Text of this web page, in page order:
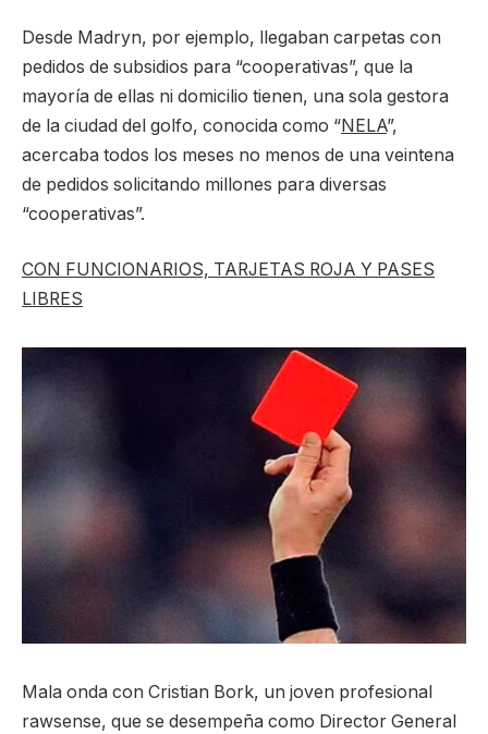
Desde Madryn, por ejemplo, llegaban carpetas con
pedidos de subsidios para “cooperativas”, que la
mayoría de ellas ni domicilio tienen, una sola gestora
de la ciudad del golfo, conocida como “NELA”,
acercaba todos los meses no menos de una veintena
de pedidos solicitando millones para diversas
“cooperativas”.
CON FUNCIONARIOS, TARJETAS ROJA Y PASES
LIBRES
Mala onda con Cristian Bork, un joven profesional
rawsense, que se desempeña como Director General